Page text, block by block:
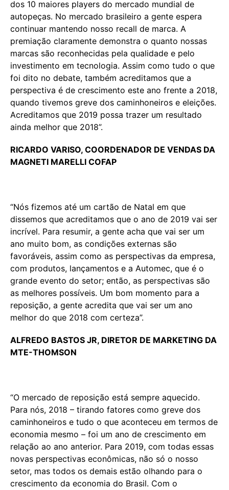
dos 10 maiores players do mercado mundial de
autopeças. No mercado brasileiro a gente espera
continuar mantendo nosso recall de marca. A
premiação claramente demonstra o quanto nossas
marcas são reconhecidas pela qualidade e pelo
investimento em tecnologia. Assim como tudo o que
foi dito no debate, também acreditamos que a
perspectiva é de crescimento este ano frente a 2018,
quando tivemos greve dos caminhoneiros e eleições.
Acreditamos que 2019 possa trazer um resultado
ainda melhor que 2018”.
RICARDO VARISO, COORDENADOR DE VENDAS DA
MAGNETI MARELLI COFAP
“Nós fizemos até um cartão de Natal em que
dissemos que acreditamos que o ano de 2019 vai ser
incrível. Para resumir, a gente acha que vai ser um
ano muito bom, as condições externas são
favoráveis, assim como as perspectivas da empresa,
com produtos, lançamentos e a Automec, que é o
grande evento do setor; então, as perspectivas são
as melhores possíveis. Um bom momento para a
reposição, a gente acredita que vai ser um ano
melhor do que 2018 com certeza”.
ALFREDO BASTOS JR, DIRETOR DE MARKETING DA
MTE-THOMSON
“O mercado de reposição está sempre aquecido.
Para nós, 2018 – tirando fatores como greve dos
caminhoneiros e tudo o que aconteceu em termos de
economia mesmo – foi um ano de crescimento em
relação ao ano anterior. Para 2019, com todas essas
novas perspectivas econômicas, não só o nosso
setor, mas todos os demais estão olhando para o
crescimento da economia do Brasil. Com o